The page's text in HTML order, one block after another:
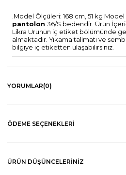
.Model Ölçüleri: 168 cm, 51 kg
pantolon 36/S bedendir. Ürün
Likra Ürünün iç etiket bölümünde
almaktadır. Yıkama talimatı ve
bilgiye iç etiketten ulaşabilirsiniz.
YORUMLAR(0)
ÖDEME SEÇENEKLERI
ÜRÜN DÜŞÜNCELERINIZ